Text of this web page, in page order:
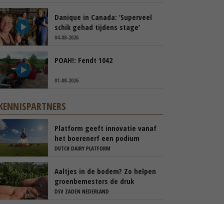
Danique in Canada: ‘Superveel
schik gehad tijdens stage’
04-08-2026
POAH!: Fendt 1042
01-08-2026
Platform geeft innovatie vanaf
het boerenerf een podium
DUTCH DAIRY PLATFORM
Aaltjes in de bodem? Zo helpen
groenbemesters de druk
natuurlijk verlagen
DSV ZADEN NEDERLAND